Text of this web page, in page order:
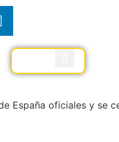
España oficiales y se